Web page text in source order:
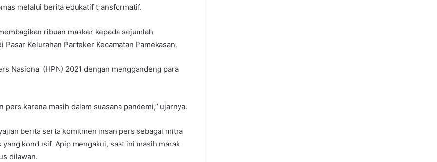
melalui berita edukatif transformatif.
ribuan masker kepada sejumlah
Kelurahan Parteker Kecamatan Pamekasan.
Nasional (HPN) 2021 dengan menggandeng para
karena masih dalam suasana pandemi,” ujarnya.
berita serta komitmen insan pers sebagai mitra
kondusif. Apip mengakui, saat ini masih marak
dilawan.